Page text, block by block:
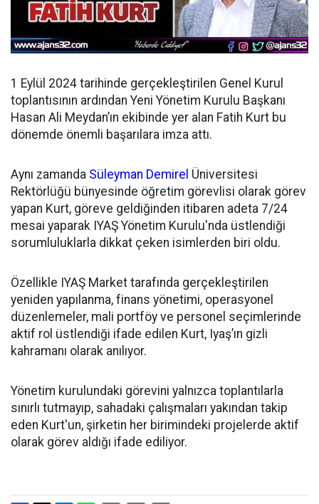
1 Eylül 2024 tarihinde gerçekleştirilen Genel Kurul
toplantısının ardından Yeni Yönetim Kurulu Başkanı
Hasan Ali Meydan’ın ekibinde yer alan Fatih Kurt bu
dönemde önemli başarılara imza attı.
Aynı zamanda Süleyman Demirel Üniversitesi
Rektörlüğü bünyesinde öğretim görevlisi olarak görev
yapan Kurt, göreve geldiğinden itibaren adeta 7/24
mesai yaparak IYAŞ Yönetim Kurulu'nda üstlendiği
sorumluluklarla dikkat çeken isimlerden biri oldu.
Özellikle IYAŞ Market tarafında gerçekleştirilen
yeniden yapılanma, finans yönetimi, operasyonel
düzenlemeler, mali portföy ve personel seçimlerinde
aktif rol üstlendiği ifade edilen Kurt, Iyaş’ın gizli
kahramanı olarak anılıyor.
Yönetim kurulundaki görevini yalnızca toplantılarla
sınırlı tutmayıp, sahadaki çalışmaları yakından takip
eden Kurt'un, şirketin her birimindeki projelerde aktif
olarak görev aldığı ifade ediliyor.